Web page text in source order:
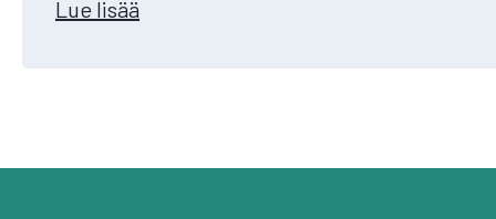
Lue lisää​